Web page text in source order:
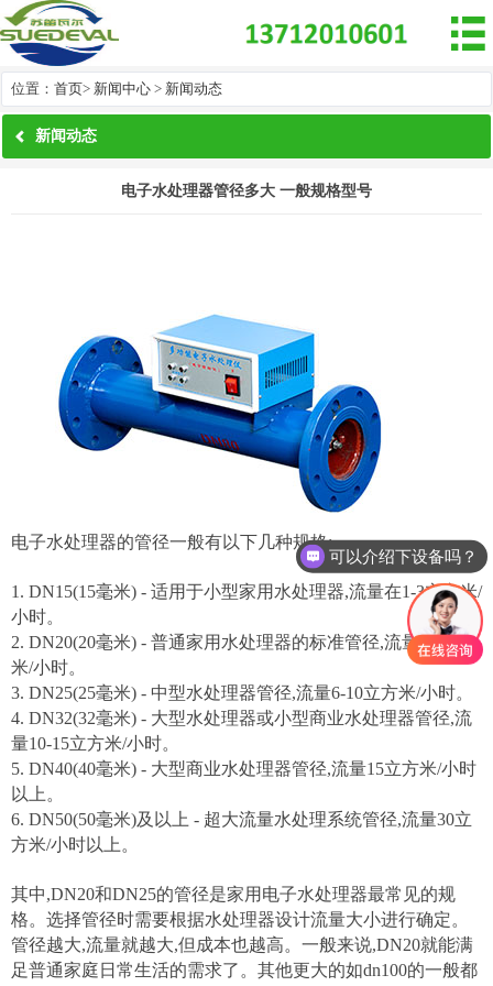

位置： 首页> 新闻中心 > 新闻动态
新闻动态
电子水处理器管径多大 一般规格型号
电子水处理器的管径一般有以下几种规格:
1. DN15(15毫米) - 适用于小型家用水处理器,流量在1-3立方米/
小时。
2. DN20(20毫米) - 普通家用水处理器的标准管径,流量3-6立方
米/小时。
3. DN25(25毫米) - 中型水处理器管径,流量6-10立方米/小时。
4. DN32(32毫米) - 大型水处理器或小型商业水处理器管径,流
量10-15立方米/小时。
5. DN40(40毫米) - 大型商业水处理器管径,流量15立方米/小时
以上。
6. DN50(50毫米)及以上 - 超大流量水处理系统管径,流量30立
方米/小时以上。
其中,DN20和DN25的管径是家用电子水处理器最常见的规
格。选择管径时需要根据水处理器设计流量大小进行确定。
管径越大,流量就越大,但成本也越高。一般来说,DN20就能满
足普通家庭日常生活的需求了。其他更大的如dn100的一般都
可以介绍下设备吗？